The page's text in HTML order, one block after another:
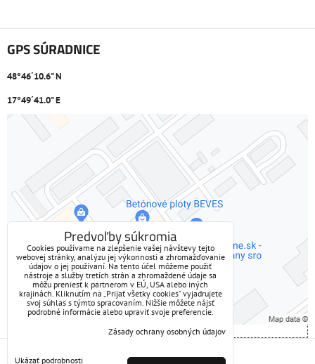
GPS SÚRADNICE
48°46´10.6" N
17°49´41.0" E
Externý obsah je blokovaný Voľbami súkromia
Prajete si načítať externý obsah?
Povoliť tentokrát
Povoliť a zapamätať - súhlas s druhom cookie: Funkčné
Otvoriť obsah v novom okne
Predvoľby súkromia
Cookies používame na zlepšenie vašej návštevy tejto
webovej stránky, analýzu jej výkonnosti a zhromažďovanie
údajov o jej používaní. Na tento účel môžeme použiť
nástroje a služby tretích strán a zhromaždené údaje sa
môžu preniesť k partnerom v EÚ, USA alebo iných
krajinách. Kliknutím na „Prijať všetky cookies“ vyjadrujete
svoj súhlas s týmto spracovaním. Nižšie môžete nájsť
podrobné informácie alebo upraviť svoje preferencie.
Zásady ochrany osobných údajov
Ukázať podrobnosti